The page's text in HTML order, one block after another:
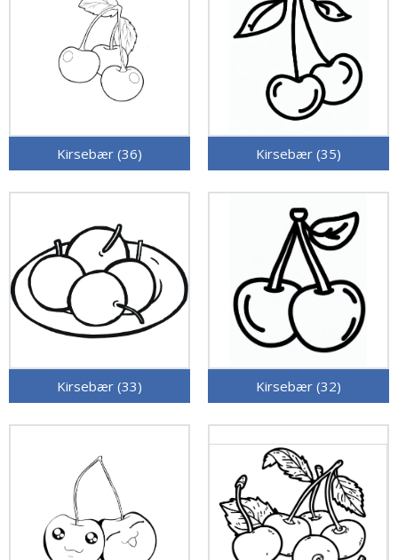
Kirsebær (36) Kirsebær (35)
Kirsebær (33) Kirsebær (32)